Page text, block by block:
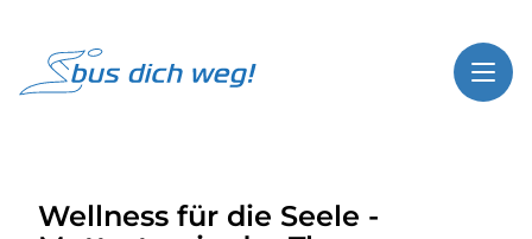
Highlights
Wellness für die Seele -